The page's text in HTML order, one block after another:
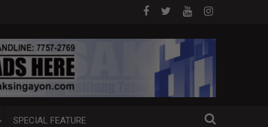
ANG EXTRADITION REQUEST NG U.S. LABAN KAY QUIBOLOY
MAHIGIT P21-M HALAGANG
SPECIAL FEATURE